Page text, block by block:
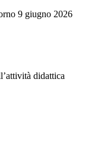
9 giugno 2026
didattica